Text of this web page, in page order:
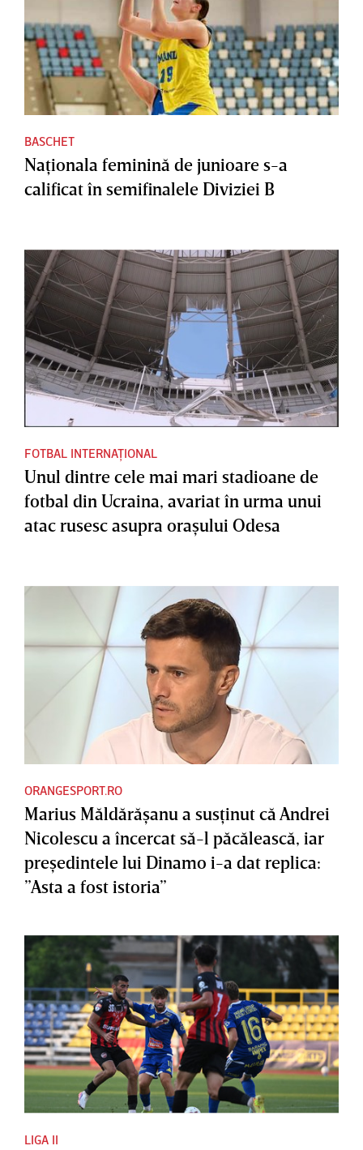
BASCHET
Naţionala feminină de junioare s-a
calificat în semifinalele Diviziei B
FOTBAL INTERNAȚIONAL
Unul dintre cele mai mari stadioane de
fotbal din Ucraina, avariat în urma unui
atac rusesc asupra oraşului Odesa
ORANGESPORT.RO
Marius Măldărăşanu a susţinut că Andrei
Nicolescu a încercat să-l păcălească, iar
preşedintele lui Dinamo i-a dat replica:
”Asta a fost istoria”
LIGA II